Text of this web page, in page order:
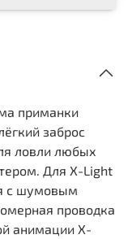
приманки
заброс
ловли любых
Для X-Light
с шумовым
проводка
анимации X-